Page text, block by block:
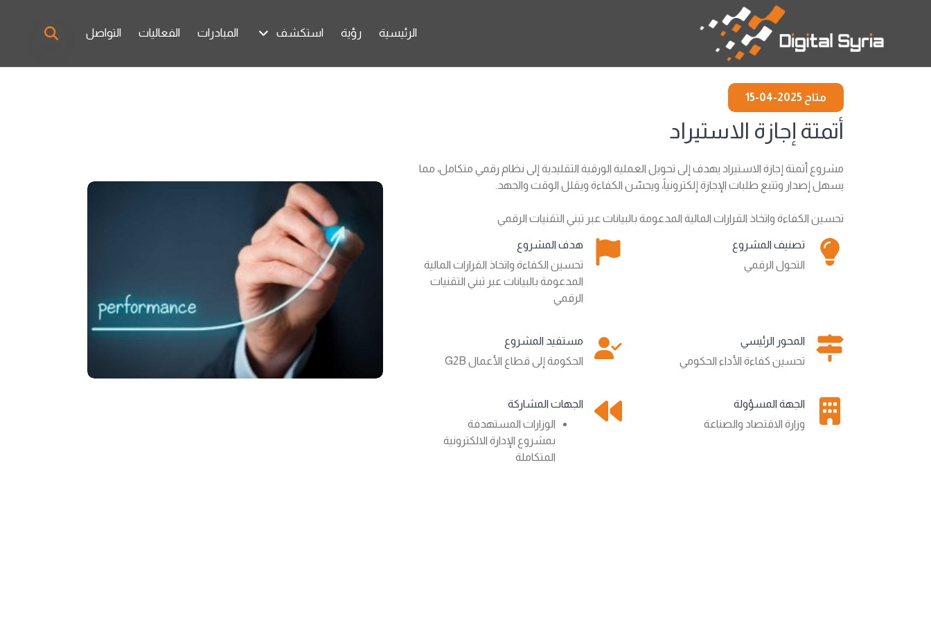
الرئيسية رؤية استكشف المبادرات الفعاليات التواصل
متاح 2025-04-15
أتمتة إجازة الاستيراد
مشروع أتمتة إجازة الاستيراد يهدف إلى تحويل العملية الورقية التقليدية إلى نظام رقمي متكامل، مما
يسهل إصدار وتتبع طلبات الإجازة إلكترونياً، ويحسّن الكفاءة ويقلل الوقت والجهد.
تحسين الكفاءة واتخاذ القرارات المالية المدعومة بالبيانات عبر تبني التقنيات الرقمي
تصنيف المشروع
التحول الرقمي
هدف المشروع
تحسين الكفاءة واتخاذ القرارات المالية
المدعومة بالبيانات عبر تبني التقنيات
الرقمي
المحور الرئيسي
تحسين كفاءة الأداء الحكومي
مستفيد المشروع
الحكومة إلى قطاع الأعمال G2B
الجهة المسؤولة
وزارة الاقتصاد والصناعة
الجهات المشاركة
الوزارات المستهدفة
بمشروع الإدارة الالكترونية
المتكاملة